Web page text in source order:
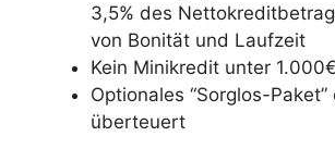
3,5% des
von Bonität und Laufzeit
Kein Minikredit unter 1.000€
Optionales “Sorglos-Paket”
überteuert